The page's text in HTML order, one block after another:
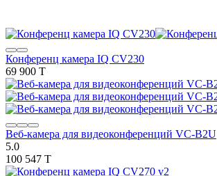
Конференц камера IQ CV230
69 900 T
Веб-камера для видеоконференций VC-B2U
5.0
100 547 T